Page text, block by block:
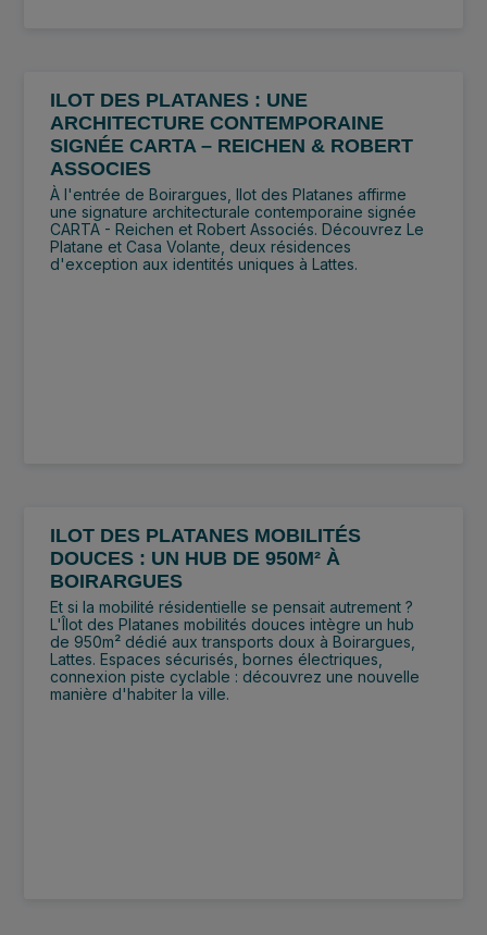
ILOT DES PLATANES : UNE
ARCHITECTURE CONTEMPORAINE
SIGNÉE CARTA – REICHEN & ROBERT
ASSOCIES
À l'entrée de Boirargues, Ilot des Platanes affirme
une signature architecturale contemporaine signée
CARTA - Reichen et Robert Associés. Découvrez Le
Platane et Casa Volante, deux résidences
d'exception aux identités uniques à Lattes.
ILOT DES PLATANES MOBILITÉS
DOUCES : UN HUB DE 950M² À
BOIRARGUES
Et si la mobilité résidentielle se pensait autrement ?
L'Îlot des Platanes mobilités douces intègre un hub
de 950m² dédié aux transports doux à Boirargues,
Lattes. Espaces sécurisés, bornes électriques,
connexion piste cyclable : découvrez une nouvelle
manière d'habiter la ville.